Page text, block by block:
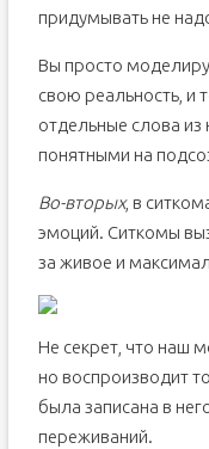
придумывать не
Вы просто
свою реальность, и
отдельные слова из
понятными на
Во-вторых, в
эмоций. Ситкомы
за живое и
Не секрет, что наш
но воспроизводит
была записана в
переживаний.